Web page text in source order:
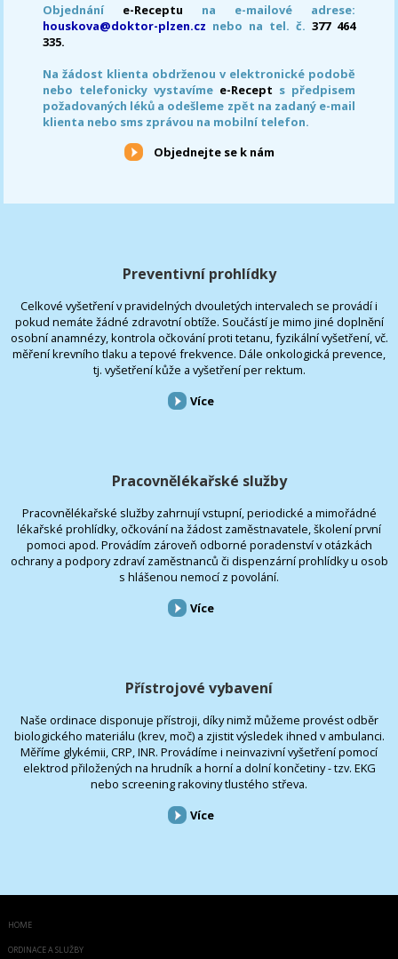
Objednání e-Receptu na e-mailové adrese:
houskova@doktor-plzen.cz nebo na tel. č. 377 464
335.
Na žádost klienta obdrženou v elektronické podobě
nebo telefonicky vystavíme e-Recept s předpisem
požadovaných léků a odešleme zpět na zadaný e-mail
klienta nebo sms zprávou na mobilní telefon.
Objednejte se k nám
Preventivní prohlídky
Celkové vyšetření v pravidelných dvouletých intervalech se provádí i
pokud nemáte žádné zdravotní obtíže. Součástí je mimo jiné doplnění
osobní anamnézy, kontrola očkování proti tetanu, fyzikální vyšetření, vč.
měření krevního tlaku a tepové frekvence. Dále onkologická prevence,
tj. vyšetření kůže a vyšetření per rektum.
Více
Pracovnělékařské služby
Pracovnělékařské služby zahrnují vstupní, periodické a mimořádné
lékařské prohlídky, očkování na žádost zaměstnavatele, školení první
pomoci apod. Provádím zároveň odborné poradenství v otázkách
ochrany a podpory zdraví zaměstnanců či dispenzární prohlídky u osob
s hlášenou nemocí z povolání.
Více
Přístrojové vybavení
Naše ordinace disponuje přístroji, díky nimž můžeme provést odběr
biologického materiálu (krev, moč) a zjistit výsledek ihned v ambulanci.
Měříme glykémii, CRP, INR. Provádíme i neinvazivní vyšetření pomocí
elektrod přiložených na hrudník a horní a dolní končetiny - tzv. EKG
nebo screening rakoviny tlustého střeva.
Více
HOME
ORDINACE A SLUŽBY